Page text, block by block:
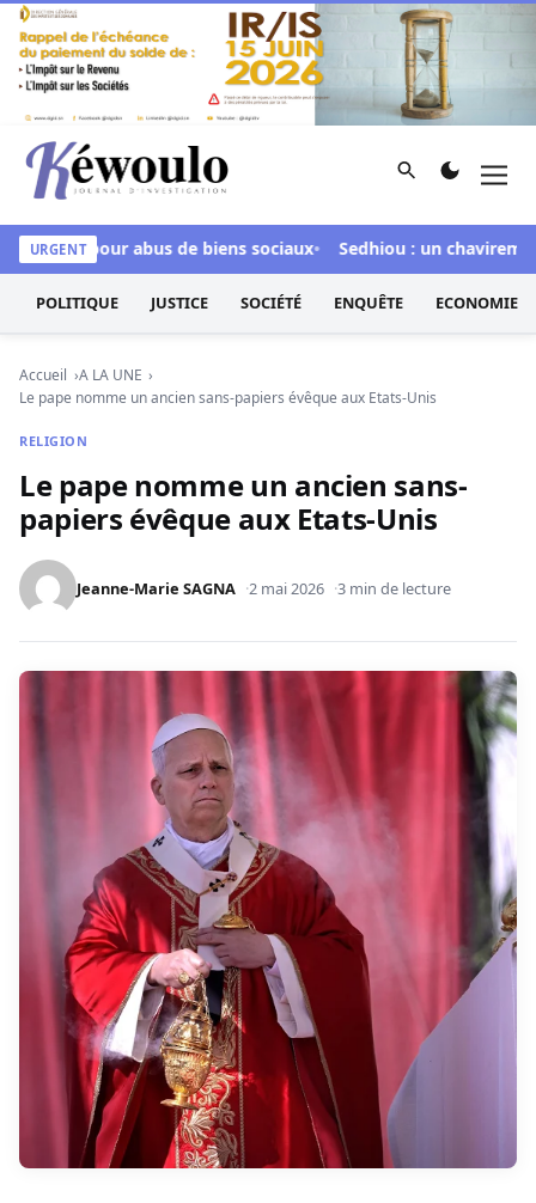
Aller au contenu
Kéwoulo, le premier site d'information et d'investigation
Rechercher
URGENT
pour abus de biens sociaux Sedhiou : un chavirement
POLITIQUE JUSTICE SOCIÉTÉ ENQUÊTE ECONOMIE
Accueil
A LA UNE
Le pape nomme un ancien sans-papiers évêque aux Etats-Unis
RELIGION
Le pape nomme un ancien sans-
papiers évêque aux Etats-Unis
Jeanne-Marie SAGNA 2 mai 2026 3 min de lecture